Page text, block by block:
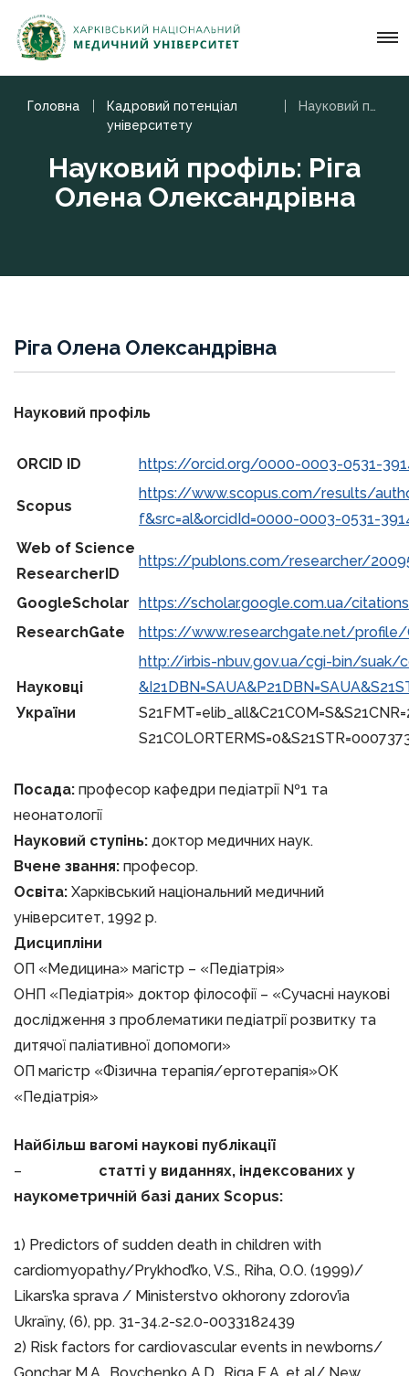
Головна
Кадровий потенціал
університету
Науковий профіль: Ріга
Олена Олександрівна
Ріга Олена Олександрівна
Науковий профіль
ORCID ID https://orcid.org/0000-0003-0531-
Scopus
https://www.scopus.com/results/
f&src=al&orcidId=0000-0003-0531-
Web of Science
ResearcherID
https://publons.com/researcher/
GoogleScholar
https://scholar.google.com.ua/
ResearchGate
https://www.researchgate.net/profile/
Науковці
України
http://irbis-nbuv.gov.ua/cgi-bin/suak/
Посада: професор кафедри педіатрії №1 та
неонатології
Науковий ступінь: доктор медичних наук.
Вчене звання: професор.
Освіта: Харківський національний медичний
університет, 1992 р.
Дисципліни
ОП «Медицина» магістр – «Педіатрія»
ОНП «Педіатрія» доктор філософії – «Сучасні наукові
дослідження з проблематики педіатрії розвитку та
дитячої паліативної допомоги»
ОП магістр «Фізична терапія/ерготерапія»ОК
«Педіатрія»
Найбільш вагомі наукові публікації
– статті у виданнях, індексованих у
наукометричній базі даних Scopus:
1) Predictors of sudden death in children with
cardiomyopathy/Prykhod’ko, V.S., Riha, O.O. (1999)/
Likars’ka sprava / Ministerstvo okhorony zdorov’ia
Ukraïny, (6), pp. 31-34.2-s2.0-0033182439
2) Risk factors for cardiovascular events in newborns/